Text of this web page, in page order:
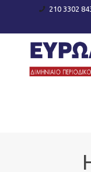
210 3302